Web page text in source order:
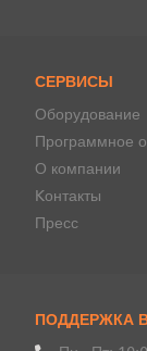
СЕРВИСЫ
Оборудование
Программное
О компании
Kонтакты
Пресс
ПОДДЕРЖКА